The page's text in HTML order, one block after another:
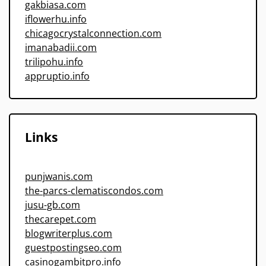
gakbiasa.com
iflowerhu.info
chicagocrystalconnection.com
imanabadii.com
trilipohu.info
appruptio.info
Links
punjwanis.com
the-parcs-clematiscondos.com
jusu-gb.com
thecarepet.com
blogwriterplus.com
guestpostingseo.com
casinogambitpro.info